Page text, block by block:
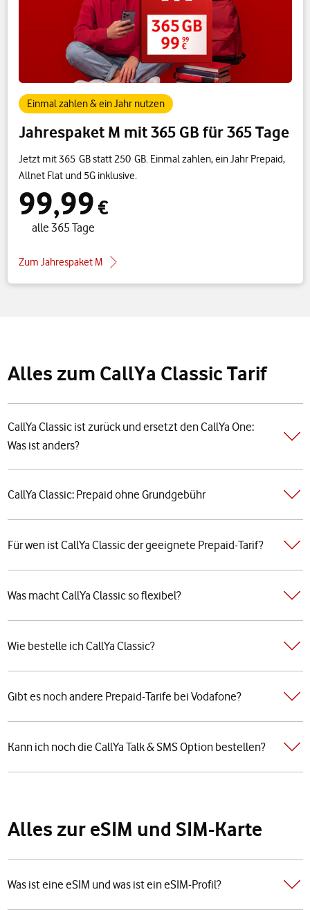
Jahrespaket M mit 365 GB für 365 Tage
Einmal zahlen & ein Jahr nutzen
Jetzt mit 365 GB statt 250 GB. Einmal zahlen, ein Jahr Prepaid,
Allnet Flat und 5G inklusive.
99,99 €
alle 365 Tage
Zum Jahrespaket M
Alles zum CallYa Classic Tarif
CallYa Classic ist zurück und ersetzt den CallYa One:
Was ist anders?
CallYa Classic: Prepaid ohne Grundgebühr
Für wen ist CallYa Classic der geeignete Prepaid-Tarif?
Was macht CallYa Classic so flexibel?
Wie bestelle ich CallYa Classic?
Gibt es noch andere Prepaid-Tarife bei Vodafone?
Kann ich noch die CallYa Talk & SMS Option bestellen?
Alles zur eSIM und SIM-Karte
Was ist eine eSIM und was ist ein eSIM-Profil?